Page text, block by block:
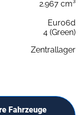
2.967 cm³
Euro6d
4 (Green)
Zentrallager
Fahrzeuge